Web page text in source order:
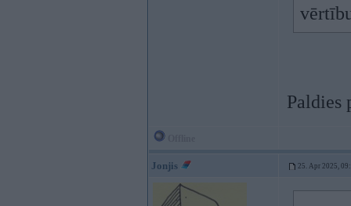
Paldies
Jonjis 25. Apr 2025,